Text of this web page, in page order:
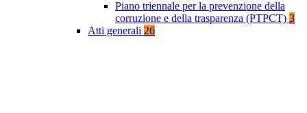
Piano triennale per la prevenzione della
corruzione e della trasparenza (PTPCT) 3
Atti generali 26